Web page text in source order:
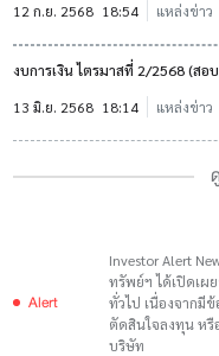
12 ก.ย. 2568 18:54 แหล่งข่าว
งบการเงิน ไตรมาสที่ 2/2568 (สอ
13 มิ.ย. 2568 18:14 แหล่งข่าว
Alert
Investor Alert
ทรัพย์ฯ ได้เปิดเผ
ทั่วไป เนื่องจากมี
ตัดสินใจลงทุน หรื
บริษัท